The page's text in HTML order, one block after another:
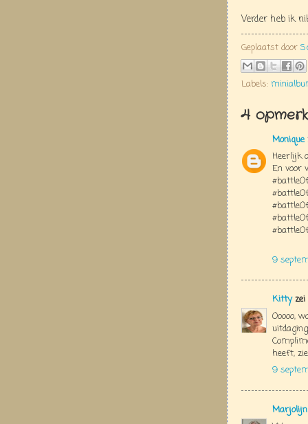
Verder heb ik
Geplaatst door
Labels:
4
Monique
Heerlijk
En voor
9
Kittyzei
Ooooo,
heeft,
9